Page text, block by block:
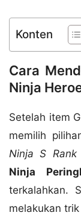
Konten
Cara
Ninja
Setelah item
memilih
Ninja S Rank
Ninja
terkalahkan.
melakukan